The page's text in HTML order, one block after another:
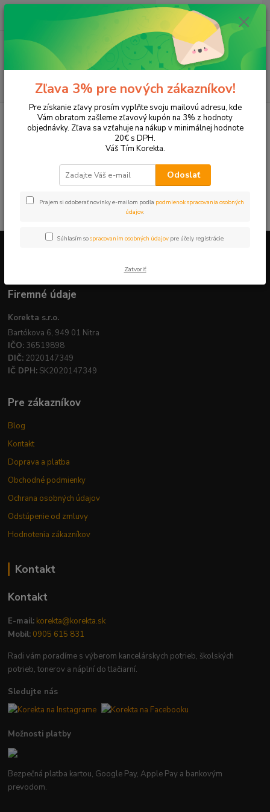
Hľadať
ks
za 0,00 EUR
Tonery a náplne do tlačiarní Hewlett Packard
HP Color LaserJet
Color LaserJet 2600
Color LaserJet 2600
V tejto kategórii nebol nájdený žiadny tovar.
Firemné údaje a informácie
Firemné údaje
Korekta s.r.o.
Bartókova 6, 949 01 Nitra
IČO: 36519898
DIČ: 2020147349
IČ DPH: SK2020147349
Pre zákazníkov
Blog
Kontakt
Doprava a platba
Obchodné podmienky
Ochrana osobných údajov
Odstúpenie od zmluvy
Hodnotenia zákazníkov
Kontakt
Kontakt
E-mail: korekta@korekta.sk
Mobil: 0905 615 831
Radi vám poradíme s výberom kancelárskych potrieb, školských
potrieb, tonerov a náplní do tlačiarní.
Sledujte nás
Možnosti platby
Bezpečná platba kartou, Google Pay, Apple Pay a bankovým
prevodom.
Zľava 3% pre nových zákazníkov!
Pre získanie zľavy prosím vyplňte svoju mailovú adresu, kde
Vám obratom zašleme zľavový kupón na 3% z hodnoty
objednávky. Zľava sa vzťahuje na nákup v minimálnej hodnote
20€ s DPH.
Váš Tím Korekta.
Odoslať
Prajem si odoberať novinky e-mailom podľa podmienok spracovania osobných
údajov.
Súhlasím sospracovaním osobných údajov pre účely registrácie.
Zatvoriť